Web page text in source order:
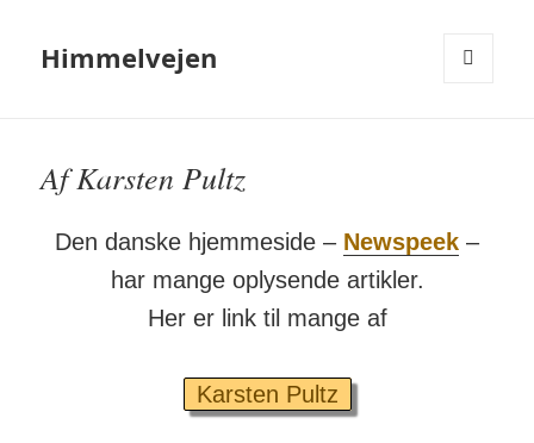
Himmelvejen
Af Karsten Pultz
Den danske hjemme­side – Newspeek –
har mange op­lys­ende artikler.
Her er link til mange af
Karsten Pultz